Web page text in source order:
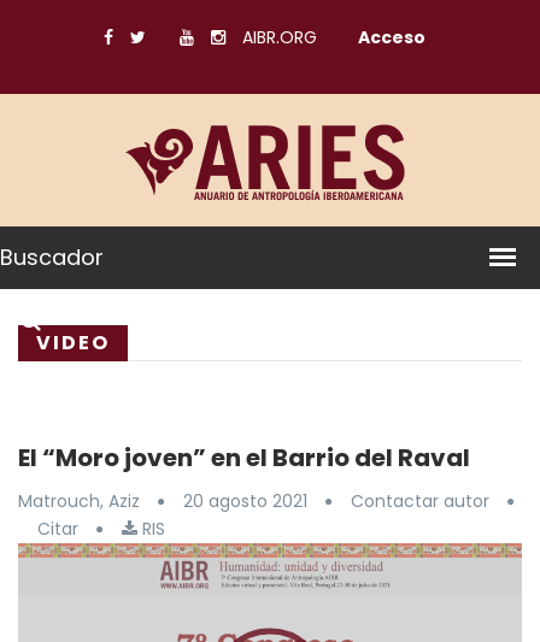
AIBR.ORG Acceso
Buscador
VIDEO
El “Moro joven” en el Barrio del Raval
Matrouch, Aziz 20 agosto 2021
Contactar autor
Citar
RIS